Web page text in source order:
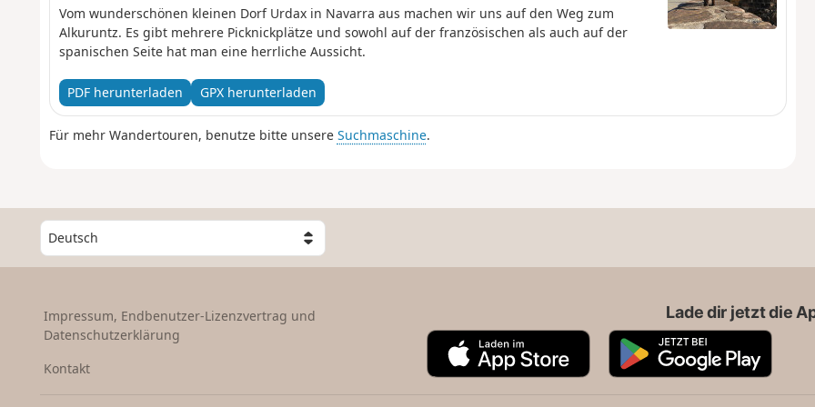
Vom wunderschönen kleinen Dorf Urdax in Navarra aus machen wir uns auf den Weg zum
Alkuruntz. Es gibt mehrere Picknickplätze und sowohl auf der französischen als auch auf der
spanischen Seite hat man eine herrliche Aussicht.
PDF herunterladen GPX herunterladen
Für mehr Wandertouren, benutze bitte unsere Suchmaschine.
W
ä
h
e
n
Impressum, Endbenutzer-Lizenzvertrag und
Datenschutzerklärung
Kontakt
Lade dir jetzt die
A
p
G
o